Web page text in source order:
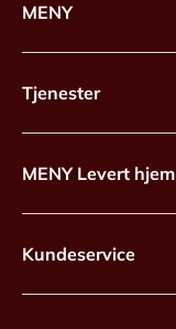
MENY
Tjenester
MENY Levert hjem
Kundeservice